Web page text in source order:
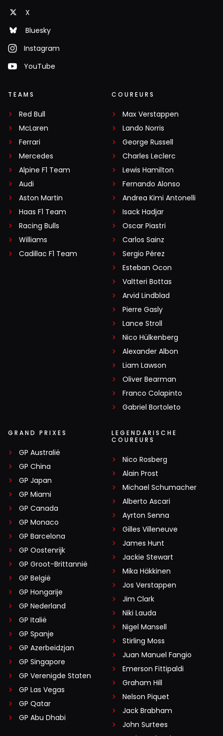
X
Bluesky
Instagram
YouTube
TEAMS
Red Bull
McLaren
Ferrari
Mercedes
Alpine F1 Team
Audi
Aston Martin
Haas F1 Team
Racing Bulls
Williams
Cadillac F1 Team
COUREURS
Max Verstappen
Lando Norris
George Russell
Charles Leclerc
Lewis Hamilton
Fernando Alonso
Andrea Kimi Antonelli
Isack Hadjar
Oscar Piastri
Carlos Sainz
Sergio Pérez
Esteban Ocon
Valtteri Bottas
Arvid Lindblad
Pierre Gasly
Lance Stroll
Nico Hülkenberg
Alexander Albon
Liam Lawson
Oliver Bearman
Franco Colapinto
Gabriel Bortoleto
GRAND PRIXES
GP Australië
GP China
GP Japan
GP Miami
GP Canada
GP Monaco
GP Barcelona
GP Oostenrijk
GP Groot-Brittannië
GP België
GP Hongarije
GP Nederland
GP Italië
GP Spanje
GP Azerbeidzjan
GP Singapore
GP Verenigde Staten
GP Las Vegas
GP Qatar
GP Abu Dhabi
LEGENDARISCHE
COUREURS
Nico Rosberg
Alain Prost
Michael Schumacher
Alberto Ascari
Ayrton Senna
Gilles Villeneuve
James Hunt
Jackie Stewart
Mika Häkkinen
Jos Verstappen
Jim Clark
Niki Lauda
Nigel Mansell
Stirling Moss
Juan Manuel Fangio
Emerson Fittipaldi
Graham Hill
Nelson Piquet
Jack Brabham
John Surtees